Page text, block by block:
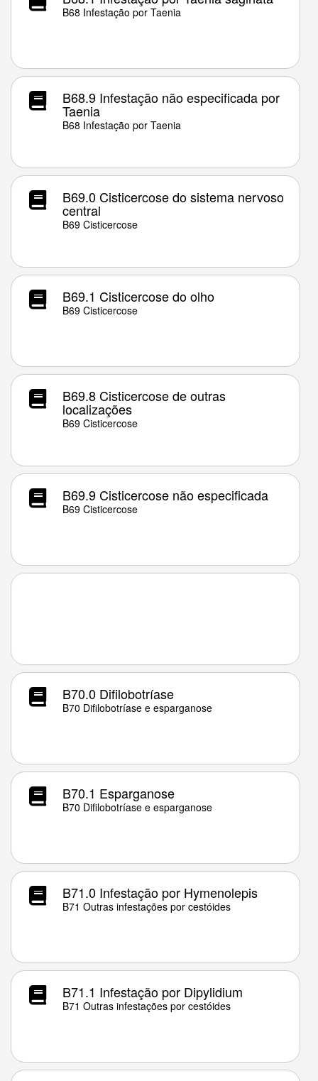
B68 Infestação por Taenia
B68.9 Infestação não especificada por
Taenia
B68 Infestação por Taenia
B69.0 Cisticercose do sistema nervoso
central
B69 Cisticercose
B69.1 Cisticercose do olho
B69 Cisticercose
B69.8 Cisticercose de outras
localizações
B69 Cisticercose
B69.9 Cisticercose não especificada
B69 Cisticercose
B70.0 Difilobotríase
B70 Difilobotríase e esparganose
B70.1 Esparganose
B70 Difilobotríase e esparganose
B71.0 Infestação por Hymenolepis
B71 Outras infestações por cestóides
B71.1 Infestação por Dipylidium
B71 Outras infestações por cestóides